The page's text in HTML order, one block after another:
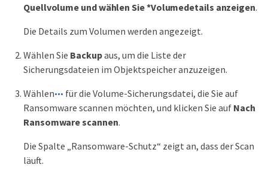
Quellvolume und wählen Sie *Volumedetails anzeigen.
Die Details zum Volumen werden angezeigt.
Wählen Sie Backupaus, um die Liste der
Sicherungsdateien im Objektspeicher anzuzeigen.
Wählen
für die Volume-Sicherungsdatei, die Sie auf
Ransomware scannen möchten, und klicken Sie auf Nach
Ransomware scannen.
Die Spalte „Ransomware-Schutz“ zeigt an, dass der Scan
läuft.